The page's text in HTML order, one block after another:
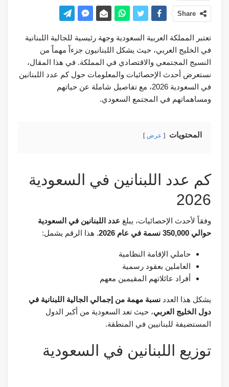
Share
تعتبر المملكة العربية السعودية وجهة رئيسية للجالية اللبنانية
في الخليج العربي، حيث يشكل اللبنانيون جزءاً مهماً من
النسيج المجتمعي والاقتصادي في المملكة. في هذا المقال،
نستعرض أحدث الإحصائيات والمعلومات حول كم عدد اللبنانين
في السعودية 2026، مع تفاصيل شاملة عن حياتهم
ومساهماتهم في المجتمع السعودي.
المحتويات عرض
كم عدد اللبنانين في السعودية
2026
وفقاً لأحدث الإحصائيات، يبلغ عدد اللبنانين في السعودية
حوالي 350,000 نسمة في عام 2026
. هذا الرقم يشمل:
حاملي الإقامة النظامية
العاملين بعقود رسمية
أفراد عائلاتهم المقيمين معهم
يشكل هذا العدد نسبة مهمة من إجمالي الجالية اللبنانية في
دول الخليج العربي، حيث تعد السعودية من أكبر الدول
المستضيفة للبنانيين في المنطقة.
توزيع اللبنانين في السعودية